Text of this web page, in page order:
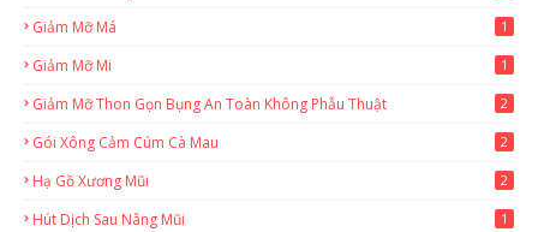
Giảm Mỡ Má 1
Giảm Mỡ Mi 1
Giảm Mỡ Thon Gọn Bụng An Toàn Không Phẫu Thuật 2
Gói Xông Cảm Cúm Cà Mau 2
Hạ Gồ Xương Mũi 2
Hút Dịch Sau Nâng Mũi 1